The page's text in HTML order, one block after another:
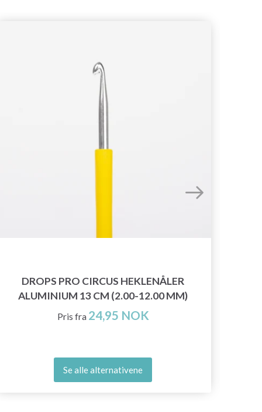
DROPS PRO CIRCUS HEKLENÅLER
ALUMINIUM 13 CM (2.00-12.00 MM)
Pris fra 24,95 NOK
Se alle alternativene